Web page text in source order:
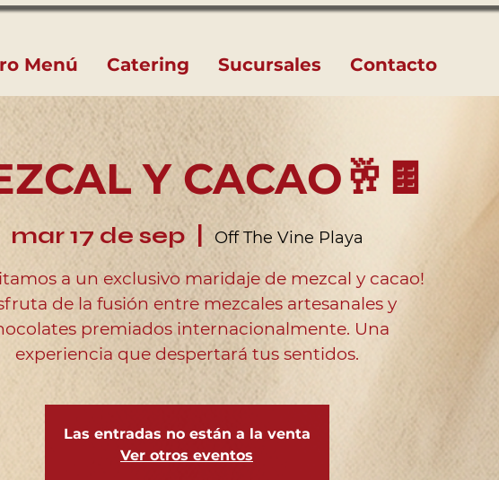
Menú Catering Sucursales Contacto
Y CACAO🥂🍫
mar 17 de sep
  |
Off The Vine Playa
a un exclusivo maridaje de mezcal y cacao!
de la fusión entre mezcales artesanales y
premiados internacionalmente. Una
experiencia que despertará tus sentidos.
Las entradas no están a la venta
Ver otros eventos